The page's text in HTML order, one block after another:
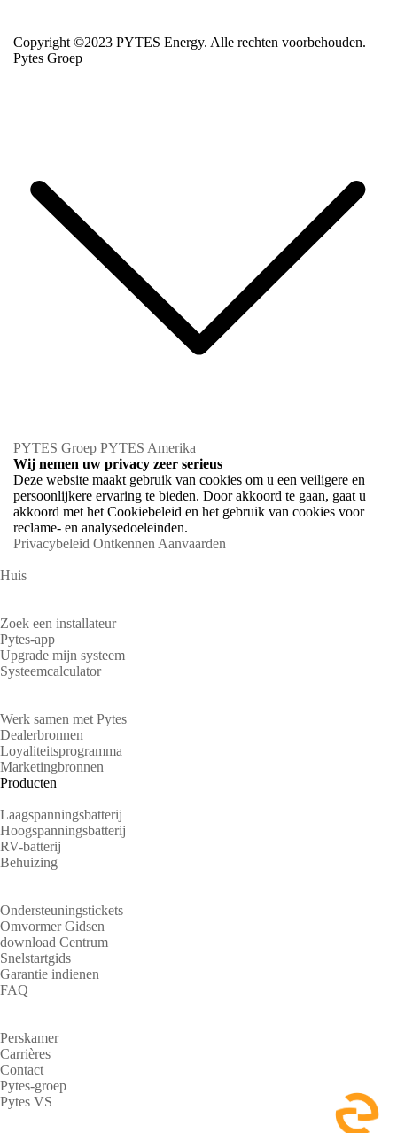
Copyright ©2023 PYTES Energy. Alle rechten voorbehouden.
Pytes Groep
PYTES Groep PYTES Amerika
Wij nemen uw privacy zeer serieus
Deze website maakt gebruik van cookies om u een veiligere en
persoonlijkere ervaring te bieden. Door akkoord te gaan, gaat u
akkoord met het Cookiebeleid en het gebruik van cookies voor
reclame- en analysedoeleinden.
Privacybeleid Ontkennen Aanvaarden
Huis
Zoek een installateur
Pytes-app
Upgrade mijn systeem
Systeemcalculator
Werk samen met Pytes
Dealerbronnen
Loyaliteitsprogramma
Marketingbronnen
Producten
Laagspanningsbatterij
Hoogspanningsbatterij
RV-batterij
Behuizing
Ondersteuningstickets
Omvormer Gidsen
download Centrum
Snelstartgids
Garantie indienen
FAQ
Perskamer
Carrières
Contact
Pytes-groep
Pytes VS